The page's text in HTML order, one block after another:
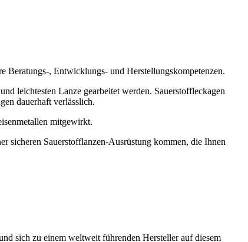
Beratungs-, Entwicklungs- und Herstellungskompetenzen.
leichtesten Lanze gearbeitet werden. Sauerstoffleckagen
dauerhaft verlässlich.
mitgewirkt.
sicheren Sauerstofflanzen-Ausrüstung kommen, die Ihnen
sich zu einem weltweit führenden Hersteller auf diesem